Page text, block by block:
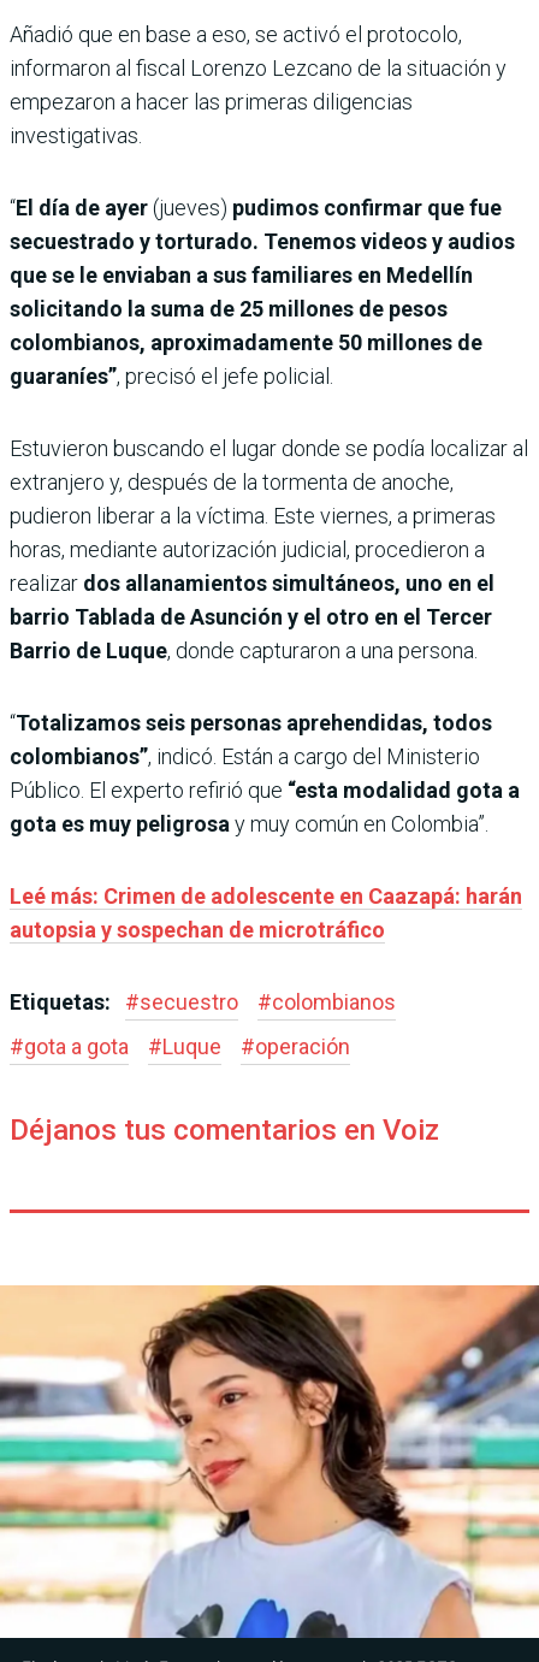
Añadió que en base a eso, se activó el protocolo,
informaron al fiscal Lorenzo Lezcano de la situación y
empezaron a hacer las primeras diligencias
investigativas.
“El día de ayer(jueves) pudimos confirmar que fue
secuestrado y torturado. Tenemos videos y audios
que se le enviaban a sus familiares en Medellín
solicitando la suma de 25 millones de pesos
colombianos, aproximadamente 50 millones de
guaraníes”, precisó el jefe policial.
Estuvieron buscando el lugar donde se podía localizar al
extranjero y, después de la tormenta de anoche,
pudieron liberar a la víctima. Este viernes, a primeras
horas, mediante autorización judicial, procedieron a
realizar dos allanamientos simultáneos, uno en el
barrio Tablada de Asunción y el otro en el Tercer
Barrio de Luque, donde capturaron a una persona.
“Totalizamos seis personas aprehendidas, todos
colombianos”, indicó. Están a cargo del Ministerio
Público. El experto refirió que “esta modalidad gota a
gota es muy peligrosa y muy común en Colombia”.
Leé más: Crimen de adolescente en Caazapá: harán
autopsia y sospechan de microtráfico
Etiquetas: #secuestro #colombianos
#gota a gota #Luque #operación
Déjanos tus comentarios en Voiz